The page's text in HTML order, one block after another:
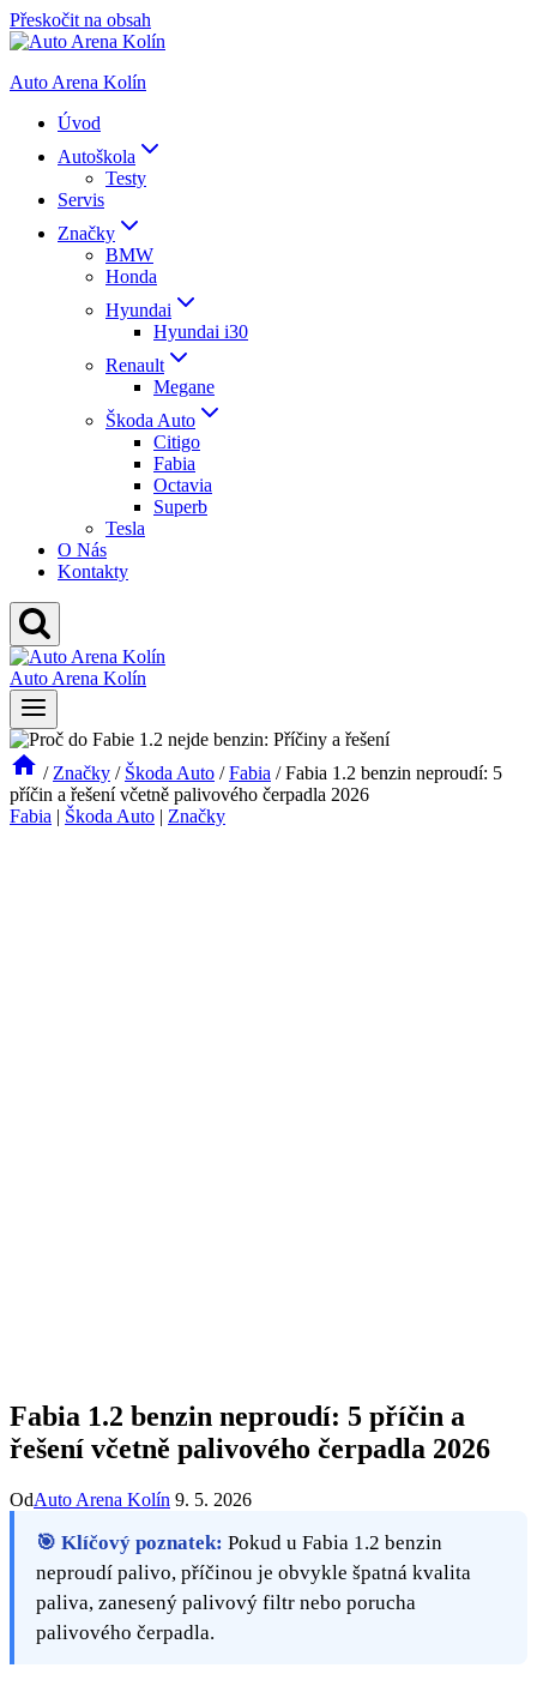
Přeskočit na obsah
Auto Arena Kolín
Úvod
Autoškola
Testy
Servis
Značky
BMW
Honda
Hyundai
Hyundai i30
Renault
Megane
Škoda Auto
Citigo
Fabia
Octavia
Superb
Tesla
O Nás
Kontakty
Auto Arena Kolín
/ Značky / Škoda Auto / Fabia / Fabia 1.2 benzin neproudí: 5
příčin a řešení včetně palivového čerpadla 2026
Fabia | Škoda Auto | Značky
Fabia 1.2 benzin neproudí: 5 příčin a
řešení včetně palivového čerpadla 2026
OdAuto Arena Kolín 9. 5. 2026
🎯 Klíčový poznatek: Pokud u Fabia 1.2 benzin
neproudí palivo, příčinou je obvykle špatná kvalita
paliva, zanesený palivový filtr nebo porucha
palivového čerpadla.